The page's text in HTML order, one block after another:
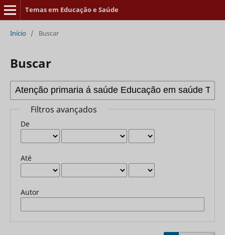
Temas em Educação e Saúde
Início / Buscar
Buscar
Filtros avançados
De
Até
Autor